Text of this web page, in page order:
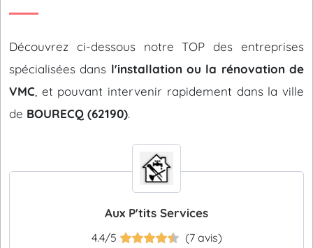
Découvrez ci-dessous notre TOP des entreprises
spécialisées dans l'installation ou la rénovation de
VMC , et pouvant intervenir rapidement dans la ville
de BOURECQ (62190).
Aux P'tits Services
4.4/5 (7 avis)